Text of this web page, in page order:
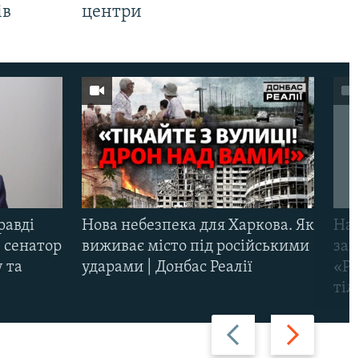
центри
Назад Вперед
та
Нова небезпека для Харкова. Як
виживає місто під російськими
ударами | Донбас Реалії